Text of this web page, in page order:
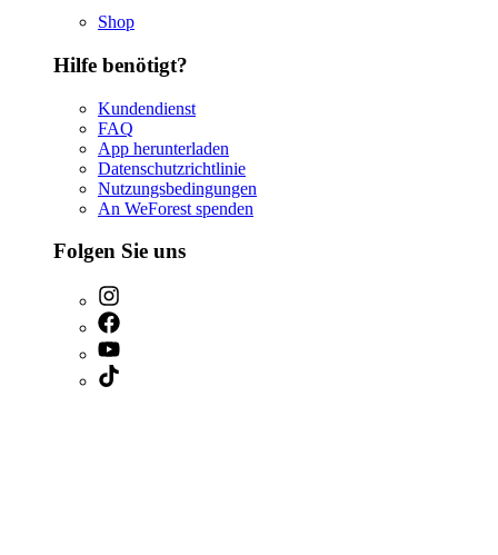
Shop
Hilfe benötigt?
Kundendienst
FAQ
App herunterladen
Datenschutzrichtlinie
Nutzungsbedingungen
An WeForest spenden
Folgen Sie uns